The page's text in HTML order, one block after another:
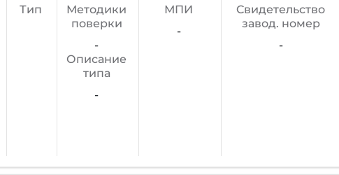
Тип
Методики
поверки
-
Описание
типа
-
МПИ
-
Cвидетельство
завод. номер
-